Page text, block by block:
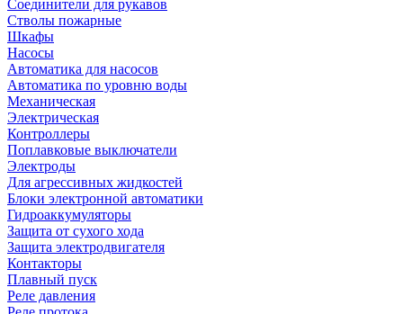
Соединители для рукавов
Стволы пожарные
Шкафы
Насосы
Автоматика для насосов
Автоматика по уровню воды
Механическая
Электрическая
Контроллеры
Поплавковые выключатели
Электроды
Для агрессивных жидкостей
Блоки электронной автоматики
Гидроаккумуляторы
Защита от сухого хода
Защита электродвигателя
Контакторы
Плавный пуск
Реле давления